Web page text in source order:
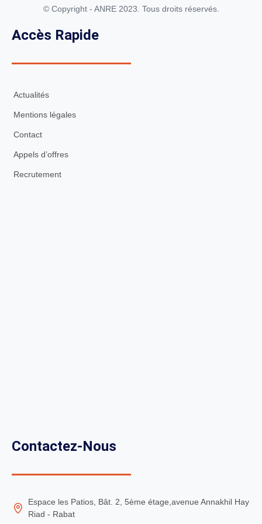
© Copyright - ANRE 2023. Tous droits réservés.
Accès Rapide
Actualités
Mentions légales
Contact
Appels d’offres
Recrutement
Contactez-Nous
Espace les Patios, Bât. 2, 5ème étage,avenue Annakhil Hay
Riad - Rabat